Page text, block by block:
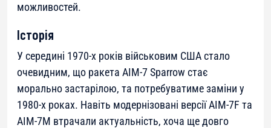
можливостей.
Історія
У середині 1970-х років військовим США стало
очевидним, що ракета AIM-7 Sparrow стає
морально застарілою, та потребуватиме заміни у
1980-х роках. Навіть модернізовані версії AIM-7F та
AIM-7M втрачали актуальність, хоча ще довго